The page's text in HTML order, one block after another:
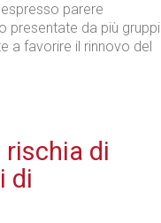
parere
presentate da più gruppi
a favorire il rinnovo del
rischia di
di